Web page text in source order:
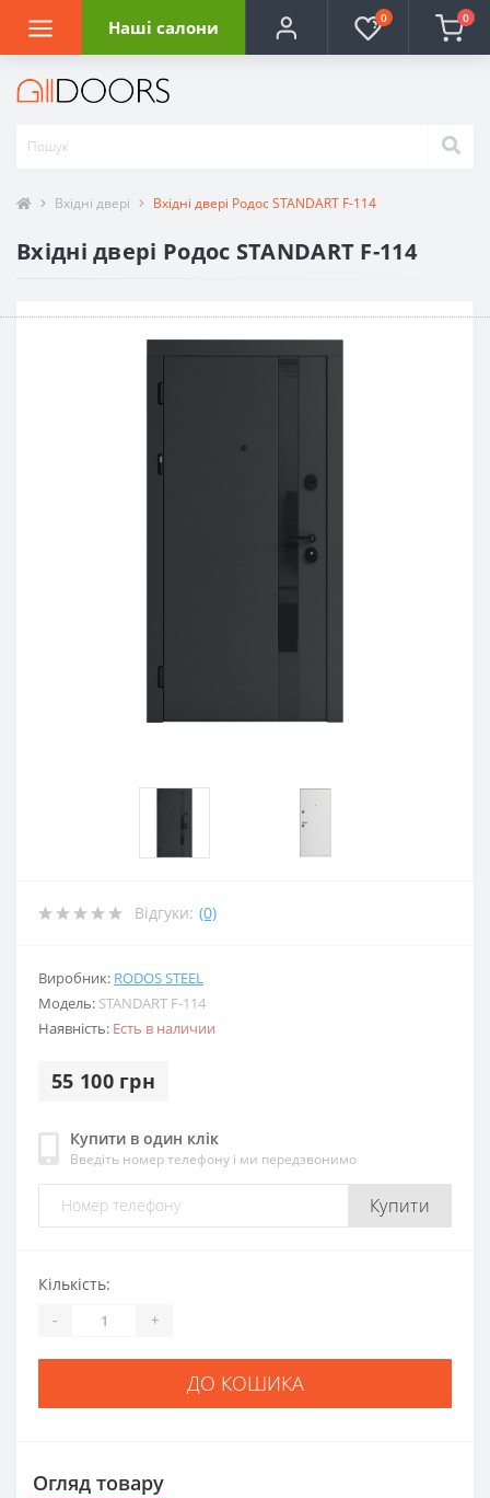
Наші салони 0 0
Вхідні двері Вхідні двері Родос STANDART F-114
Вхідні двері Родос STANDART F-114
Відгуки: (0)
Виробник: RODOS STEEL
Модель: STANDART F-114
Наявність: Есть в наличии
55 100 грн
Купити в один клік
Введіть номер телефону і ми передзвонимо
Купити
Кількість:
- +
ДО КОШИКА
Огляд товару